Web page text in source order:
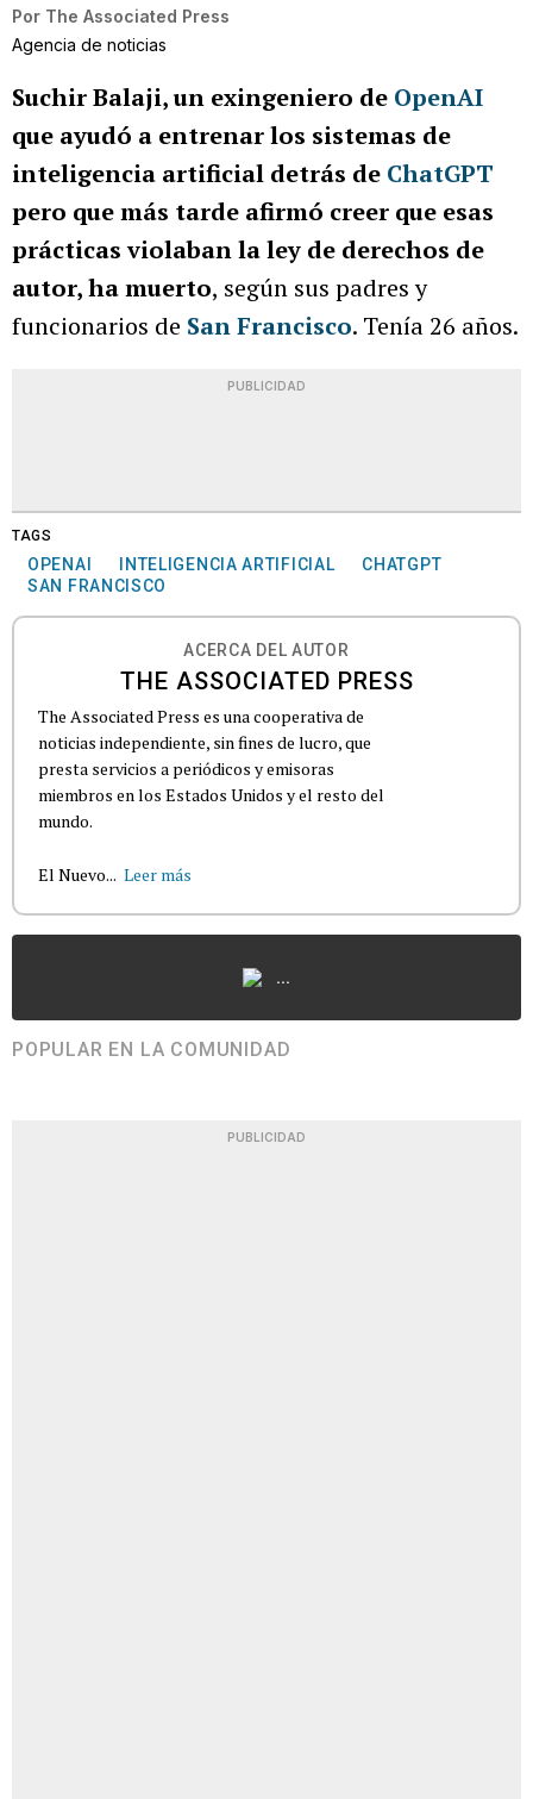
Por The Associated Press
Agencia de noticias
Suchir Balaji, un exingeniero de OpenAI
que ayudó a entrenar los sistemas de
inteligencia artificial detrás de ChatGPT
pero que más tarde afirmó creer que esas
prácticas violaban la ley de derechos de
autor, ha muerto, según sus padres y
funcionarios de San Francisco. Tenía 26 años.
PUBLICIDAD
TAGS
OPENAI INTELIGENCIA ARTIFICIAL
CHATGPT
SAN FRANCISCO
ACERCA DEL AUTOR
THE ASSOCIATED PRESS
The Associated Press es una cooperativa de
noticias independiente, sin fines de lucro, que
presta servicios a periódicos y emisoras
miembros en los Estados Unidos y el resto del
mundo.
El Nuevo... Leer más
...
POPULAR EN LA COMUNIDAD
PUBLICIDAD